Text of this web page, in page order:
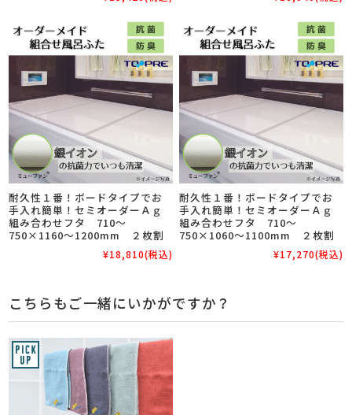
耐久性１番！ボードタイプでお
手入れ簡単！セミオーダーＡｇ
組み合わせフタ 710～
750×1160～1200mm ２枚割
¥18,810(税込)
耐久性１番！ボードタイプでお
手入れ簡単！セミオーダーＡｇ
組み合わせフタ 710～
750×1060～1100mm ２枚割
¥17,270(税込)
こちらもご一緒にいかがですか？